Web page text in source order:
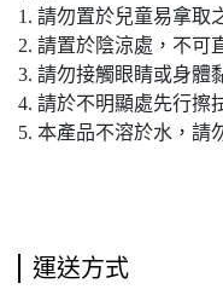
1. 請勿置於兒童易拿取
2. 請置於陰涼處，不可
3. 請勿接觸眼睛或身體
4. 請於不明顯處先行擦
5. 本產品不溶於水，請
運送方式